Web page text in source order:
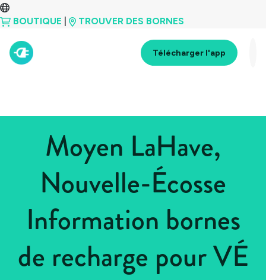
BOUTIQUE TROUVER DES BORNES
Télécharger l'app
Moyen LaHave,
Nouvelle-Écosse
Information bornes
de recharge pour VÉ
> Nouvelle-Écosse